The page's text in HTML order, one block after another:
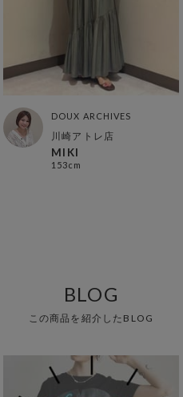
DOUX ARCHIVES
川崎アトレ店
MIKI
153cm
BLOG
この商品を紹介したBLOG